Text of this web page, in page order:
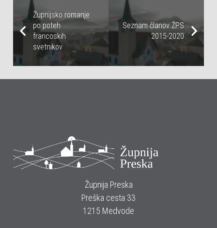
Župnijsko romanje
po poteh
francoskih
svetnikov
Seznam članov ŽPS
2015-2020
Župnija Preska
Preška cesta 33
1215 Medvode